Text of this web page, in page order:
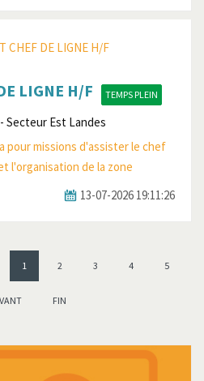
LIGNE H/F TEMPS PLEIN
Secteur Est Landes
pour missions d'assister le chef
l'organisation de la zone
13-07-2026 19:11:26
1 2 3 4 5
FIN